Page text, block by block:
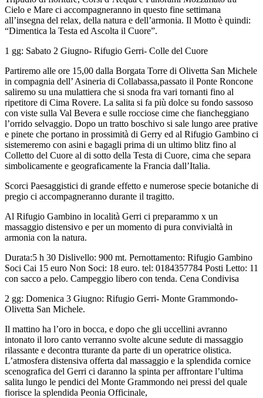
Cielo e Mare ci accompagneranno in questo fine settimana
all’insegna del relax, della natura e dell’armonia. Il Motto è quindi:
“Dimentica la Testa ed Ascolta il Cuore”.
1 gg: Sabato 2 Giugno- Rifugio Gerri- Colle del Cuore
Partiremo alle ore 15,00 dalla Borgata Torre di Olivetta San Michele
in compagnia dell’ Asineria di Collabassa,passato il Ponte Roncone
saliremo su una mulattiera che si snoda fra vari tornanti fino al
ripetitore di Cima Rovere. La salita si fa più dolce su fondo sassoso
con viste sulla Val Bevera e sulle rocciose cime che fiancheggiano
l’orrido selvaggio. Dopo un tratto boschivo si sale lungo aree prative
e pinete che portano in prossimità di Gerry ed al Rifugio Gambino ci
sistemeremo con asini e bagagli prima di un ultimo blitz fino al
Colletto del Cuore al di sotto della Testa di Cuore, cima che separa
simbolicamente e geograficamente la Francia dall’Italia.
Scorci Paesaggistici di grande effetto e numerose specie botaniche di
pregio ci accompagneranno durante il tragitto.
Al Rifugio Gambino in località Gerri ci preparammo x un
massaggio distensivo e per un momento di pura convivialtà in
armonia con la natura.
Durata:5 h 30 Dislivello: 900 mt. Pernottamento: Rifugio Gambino
Soci Cai 15 euro Non Soci: 18 euro. tel: 0184357784 Posti Letto: 11
con sacco a pelo. Campeggio libero con tenda. Cena Condivisa
2 gg: Domenica 3 Giugno: Rifugio Gerri- Monte Grammondo-
Olivetta San Michele.
Il mattino ha l’oro in bocca, e dopo che gli uccellini avranno
intonato il loro canto verranno svolte alcune sedute di massaggio
rilassante e decontra tturante da parte di un operatrice olistica.
L’atmosfera distensiva offerta dal massaggio e la splendida cornice
scenografica del Gerri ci daranno la spinta per affrontare l’ultima
salita lungo le pendici del Monte Grammondo nei pressi del quale
fiorisce la splendida Peonia Officinale,